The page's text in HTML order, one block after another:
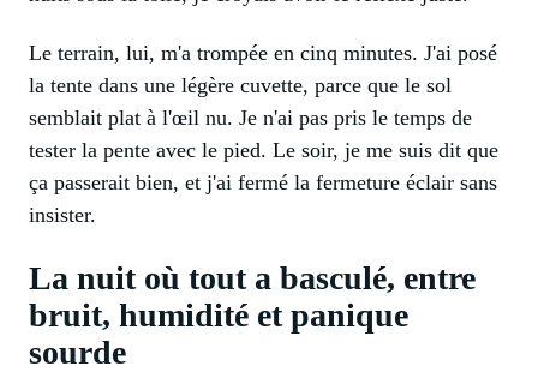
Le terrain, lui, m'a trompée en cinq minutes. J'ai posé
la tente dans une légère cuvette, parce que le sol
semblait plat à l'œil nu. Je n'ai pas pris le temps de
tester la pente avec le pied. Le soir, je me suis dit que
ça passerait bien, et j'ai fermé la fermeture éclair sans
insister.
La nuit où tout a basculé, entre
bruit, humidité et panique
sourde